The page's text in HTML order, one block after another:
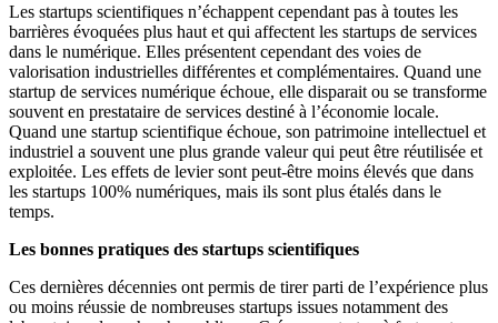
Les startups scientifiques n’échappent cependant pas à toutes les
barrières évoquées plus haut et qui affectent les startups de services
dans le numérique. Elles présentent cependant des voies de
valorisation industrielles différentes et complémentaires. Quand une
startup de services numérique échoue, elle disparait ou se transforme
souvent en prestataire de services destiné à l’économie locale.
Quand une startup scientifique échoue, son patrimoine intellectuel et
industriel a souvent une plus grande valeur qui peut être réutilisée et
exploitée. Les effets de levier sont peut-être moins élevés que dans
les startups 100% numériques, mais ils sont plus étalés dans le
temps.
Les bonnes pratiques des startups scientifiques
Ces dernières décennies ont permis de tirer parti de l’expérience plus
ou moins réussie de nombreuses startups issues notamment des